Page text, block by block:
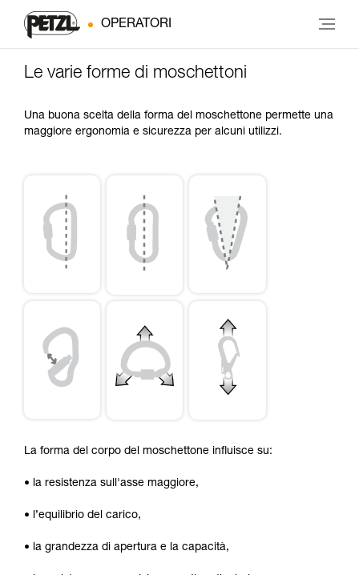
OPERATORI
Le varie forme di moschettoni
Una buona scelta della forma del moschettone permette una
maggiore ergonomia e sicurezza per alcuni utilizzi.
La forma del corpo del moschettone influisce su:
• la resistenza sull'asse maggiore,
• l’equilibrio del carico,
• la grandezza di apertura e la capacità,